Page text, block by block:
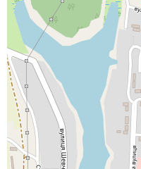
Депозити юр. осіб
Кредити для бізнеса
Інтернет-банкінг
Банки-партнери
Акції